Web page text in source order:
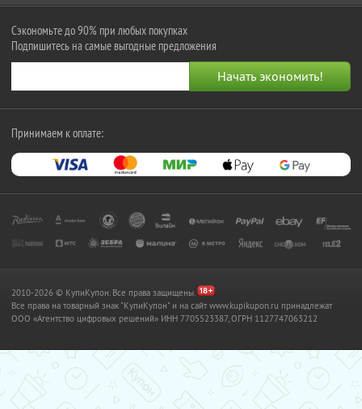
Сэкономьте до 90% при любых покупках
Подпишитесь на самые выгодные предложения
Принимаем к оплате:
2010-2026 © КупиКупон. Все права защищены.
Все права на товарный знак "КупиКупон" и на сайт www.kupikupon.ru принадлежат
OOO «Агентство цифровых решений» ИНН 7705523387, ОГРН 1127747063212